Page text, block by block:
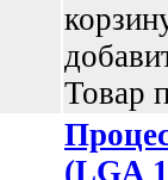
Товар
(LGA